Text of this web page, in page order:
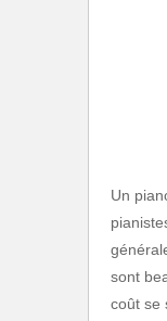
Un
sont
coût se